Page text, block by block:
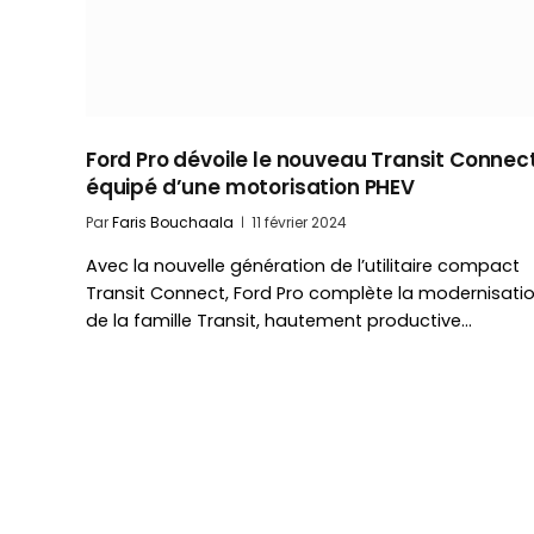
Ford Pro dévoile le nouveau Transit
équipé d’une motorisation PHEV
ParFaris Bouchaala 11 février 2024
Avec la nouvelle génération de l’utilitaire compact
Transit Connect, Ford Pro complète la
de la famille Transit, hautement productive…